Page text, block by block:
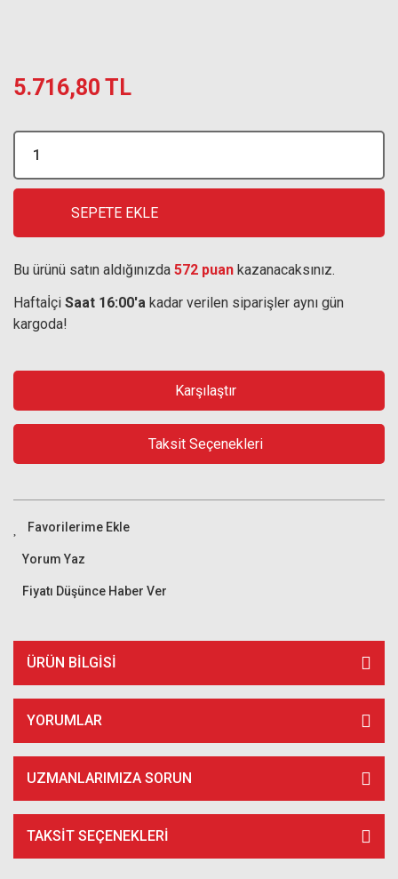
5.716,80 TL
SEPETE EKLE
Bu ürünü satın aldığınızda 572 puan kazanacaksınız.
Haftaİçi Saat 16:00'a kadar verilen siparişler aynı gün
kargoda!
Karşılaştır
Taksit Seçenekleri
Yorum Yaz
Fiyatı Düşünce Haber Ver
ÜRÜN BILGISI
YORUMLAR
UZMANLARIMIZA SORUN
TAKSIT SEÇENEKLERI